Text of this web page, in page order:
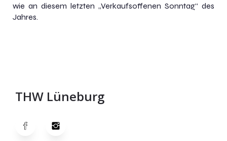
wie an diesem letzten „Verkaufsoffenen Sonntag“ des
Jahres.
THW Lüneburg